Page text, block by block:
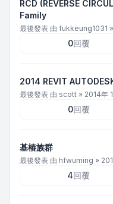
RCD (REVERSE
Family
最後發表 由 fukkeung1031 »
0回覆
2014 REVIT
最後發表 由 scott » 2014年
0回覆
基樁族群
最後發表 由 hfwuming »
4回覆